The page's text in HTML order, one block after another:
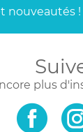
nouveautés !
plus